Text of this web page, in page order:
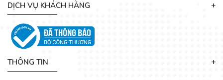
DỊCH VỤ KHÁCH HÀNG
THÔNG TIN